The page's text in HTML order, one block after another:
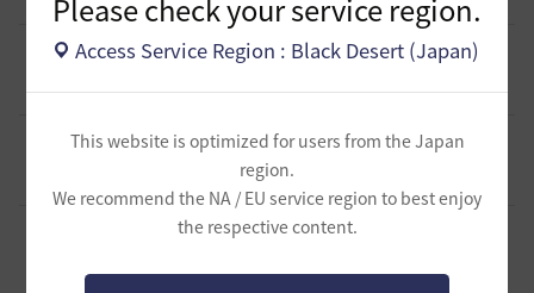
Please check your service region.
Access Service Region : Black Desert (Japan)
This website is optimized for users from the Japan
region.
We recommend the NA / EU service region to best enjoy
the respective content.
【PvE】伝承ウィッチ無限コンボの引用【覚醒ウィッチ/伝承
ウィザード/覚醒ウサ】※3/31更新
0 6.1K アイシャハル-日本 2026.03.10
【PvE】デッドアイ(DE) 狩り用：基本コンボ／ラバム（スキ
ル錬成）／スキル特化／小技まとめ（2026/02）
片倉優樹VT
コルセアの奪われた歴史 黒い砂漠史上１ではないだろ
1 2.7K もんもんもん 2026.02.16